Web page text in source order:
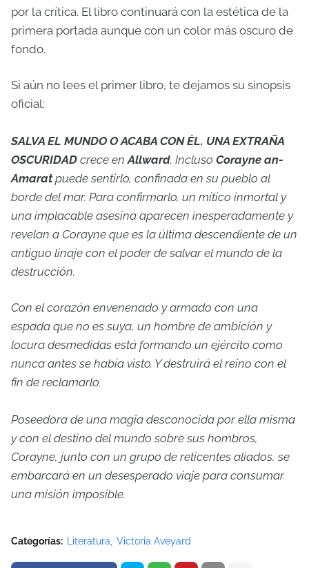
por la crítica. El libro continuará con la estética de la
primera portada aunque con un color más oscuro de
fondo.
Si aún no lees el primer libro, te dejamos su sinopsis
oficial:
SALVA EL MUNDO O ACABA CON ÉL. UNA EXTRAÑA
OSCURIDAD crece enAllward. Incluso Corayne an-
Amaratpuede sentirlo, confinada en su pueblo al
borde del mar. Para confirmarlo, un mítico inmortal y
una implacable asesina aparecen inesperadamente y
revelan a Corayne que es la última descendiente de un
antiguo linaje con el poder de salvar el mundo de la
destrucción.
Con el corazón envenenado y armado con una
espada que no es suya, un hombre de ambición y
locura desmedidas está formando un ejército como
nunca antes se había visto. Y destruirá el reino con el
fin de reclamarlo.
Poseedora de una magia desconocida por ella misma
y con el destino del mundo sobre sus hombros,
Corayne, junto con un grupo de reticentes aliados, se
embarcará en un desesperado viaje para consumar
una misión imposible.
Categorías: Literatura Victoria Aveyard